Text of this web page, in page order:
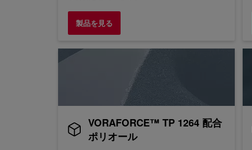
製品を見る
VORAFORCE™ TP 1264 配合
ポリオール